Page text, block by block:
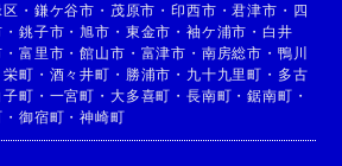
区 ・ 鎌ケ谷市 ・ 茂原市 ・印西市 ・君津市 ・ 四
・銚子市 ・旭市 ・ 東金市 ・ 袖ケ浦市 ・ 白井
・富里市 ・館山市 ・ 富津市 ・ 南房総市 ・ 鴨川
栄町 ・ 酒々井町 ・ 勝浦市 ・ 九十九里町 ・ 多古
子町 ・ 一宮町 ・ 大多喜町 ・ 長南町 ・鋸南町 ・
・御宿町 ・神崎町